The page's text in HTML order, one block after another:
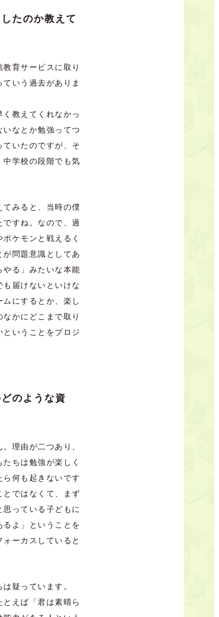
たのか教えて
育サービスに取り
いう過去がありま
教えてくれなかっ
なとか勉強ってつ
いたのですが、そ
学校の段階でも気
みると、当時の僕
すね。なので、過
ケモンと戦えるく
問題意識としてあ
る」みたいな本能
届けないといけな
にするとか、楽し
かにどこまで取り
いうことをプロジ
のような資
理由が二つあり、
ちは勉強が楽しく
何も起きないです
ではなくて、まず
っている子どもに
よ」ということを
ーカスしていると
疑っています。
えば「君は素晴ら